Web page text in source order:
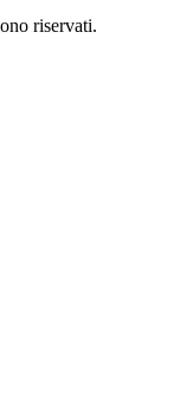
riservati.